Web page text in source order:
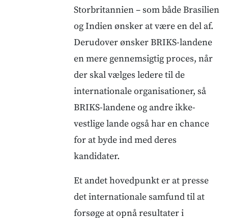
Storbritannien – som både Brasilien
og Indien ønsker at være en del af.
Derudover ønsker BRIKS-landene
en mere gennemsigtig proces, når
der skal vælges ledere til de
internationale organisationer, så
BRIKS-landene og andre ikke-
vestlige lande også har en chance
for at byde ind med deres
kandidater.
Et andet hovedpunkt er at presse
det internationale samfund til at
forsøge at opnå resultater i